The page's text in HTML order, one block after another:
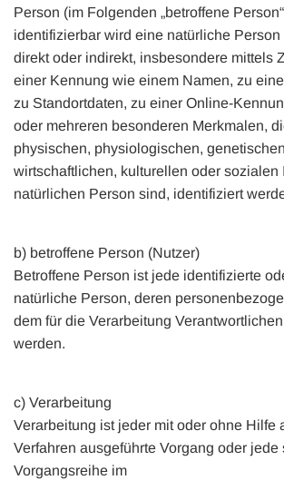
Person (im Folgenden „betroffene
identifizierbar wird eine natürliche
direkt oder indirekt, insbesondere mittels
einer Kennung wie einem Namen, zu
zu Standortdaten, zu einer Online-
oder mehreren besonderen Merkmalen,
physischen, physiologischen,
wirtschaftlichen, kulturellen oder sozialen
natürlichen Person sind, identifiziert
b) betroffene Person (Nutzer)
Betroffene Person ist jede identifizierte
natürliche Person, deren
dem für die Verarbeitung
werden.
c) Verarbeitung
Verarbeitung ist jeder mit oder ohne Hilfe
Verfahren ausgeführte Vorgang oder jede
Vorgangsreihe im